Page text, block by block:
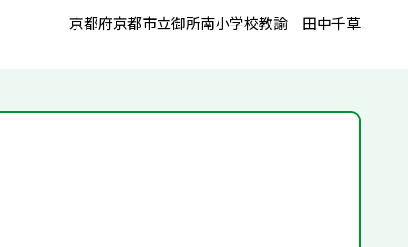
京都府京都市立御所南小学校教諭 田中千草